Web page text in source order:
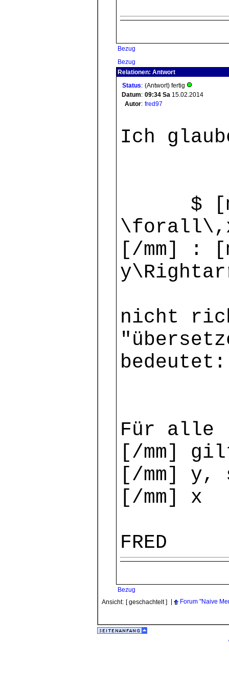
Bezug
Bezug
Relationen: Antwort
Status: (Antwort) fertig
Datum: 09:34 Sa 15.02.2014
Autor: fred97
Ich
$
[/mm] :
nicht
bedeutet:
Für alle
[/mm]
[/mm] y,
[/mm] x
FRED
Bezug
Ansicht: [ geschachtelt ] Forum "Naive